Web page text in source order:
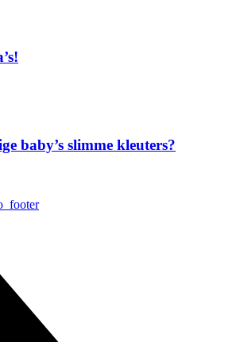
baby’s slimme kleuters?